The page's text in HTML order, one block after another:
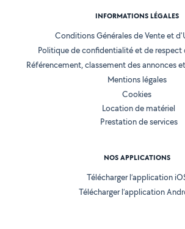
INFORMATIONS LÉGALES
Conditions Générales de Vente et
Politique de confidentialité et de respect
Référencement, classement des annonces
Mentions légales
Cookies
Location de matériel
Prestation de services
NOS APPLICATIONS
Télécharger l’application
Télécharger l’application